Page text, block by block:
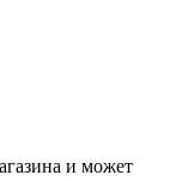
и может